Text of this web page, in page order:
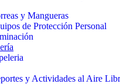
y Mangueras
de Protección Personal
y Actividades al Aire